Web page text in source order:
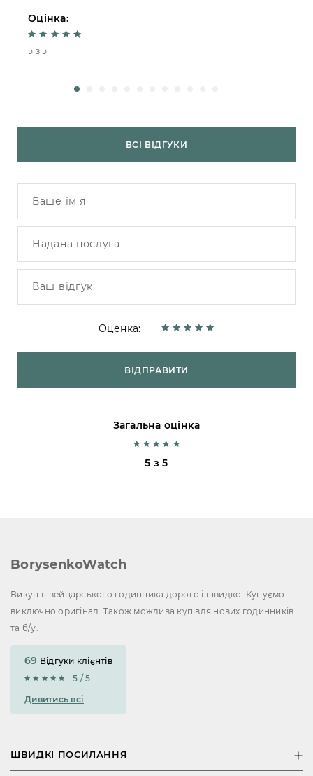
Оцінка:
5 з 5
ВСІ ВІДГУКИ
Оценка:
ВІДПРАВИТИ
Загальна оцінка
5 з 5
BorysenkoWatch
Викуп швейцарського годинника дорого і швидко. Купуємо
виключно оригінал. Також можлива купівля нових годинників
та б/у.
69 Відгуки клієнтів
5 / 5
Дивитись всі
ШВИДКІ ПОСИЛАННЯ